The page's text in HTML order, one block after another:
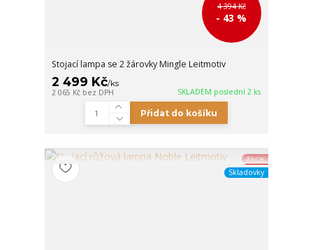
4 394 Kč
- 43 %
Stojací lampa se 2 žárovky Mingle Leitmotiv
2 499 Kč/ks
2 065 Kč bez DPH SKLADEM poslední 2 ks
Přidat do košíku
Akce
Skladovky